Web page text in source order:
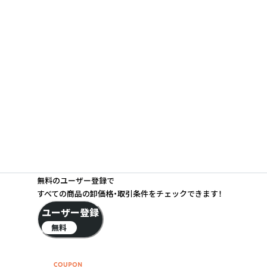
無料のユーザー登録で
すべての商品の卸価格・取引条件をチェックできます！
ユーザー登録
無料